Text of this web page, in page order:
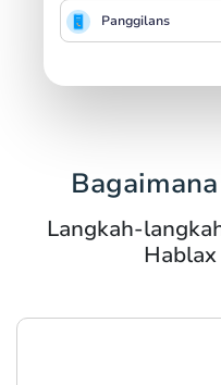
Panggilans
Langkah-